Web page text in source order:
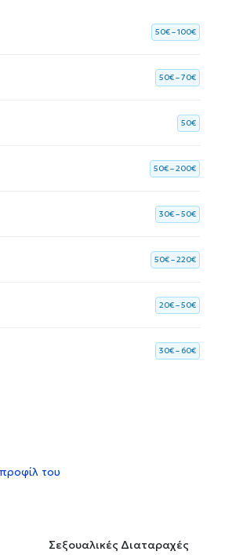
50€ – 100€
50€ – 70€
50€
50€ – 200€
30€ – 50€
50€ – 220€
20€ – 50€
30€ – 60€
του
Σεξουαλικές Διαταραχές